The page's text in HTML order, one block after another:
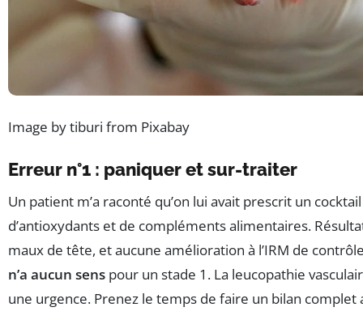
Image by tiburi from Pixabay
Erreur n°1 : paniquer et sur-traiter
Un patient m’a raconté qu’on lui avait prescrit un
d’antioxydants et de compléments alimentaires.
maux de tête, et aucune amélioration à l’IRM de
n’a aucun sens pour un stade 1. La leucopathie
une urgence. Prenez le temps de faire un bilan complet